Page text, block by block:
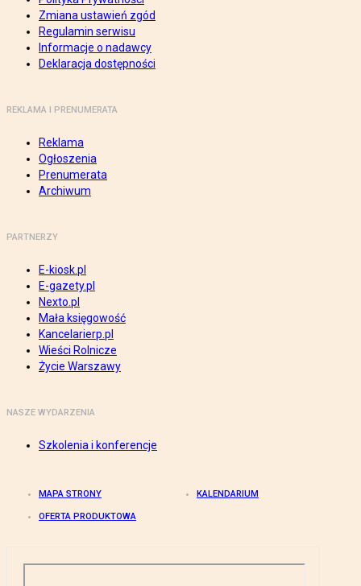
Zmiana ustawień zgód
Regulamin serwisu
Informacje o nadawcy
Deklaracja dostępności
REKLAMA I PRENUMERATA
Reklama
Ogłoszenia
Prenumerata
Archiwum
PARTNERZY
E-kiosk.pl
E-gazety.pl
Nexto.pl
Mała księgowość
Kancelarierp.pl
Wieści Rolnicze
Życie Warszawy
NASZE WYDARZENIA
Szkolenia i konferencje
MAPA STRONY KALENDARIUM
OFERTA PRODUKTOWA